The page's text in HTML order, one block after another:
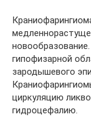
гипофизарной
зародышевого
циркуляцию
гидроцефалию.